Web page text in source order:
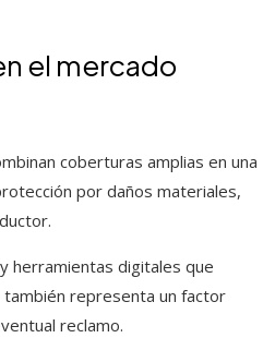
el mercado
coberturas amplias en una
por daños materiales,
herramientas digitales que
representa un factor
reclamo.